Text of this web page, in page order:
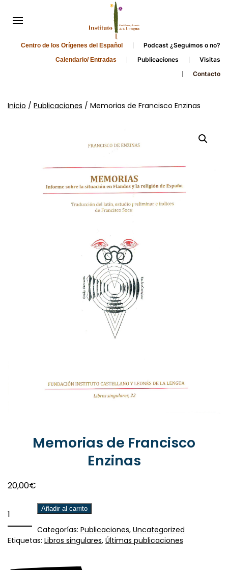
Centro de los Orígenes del Español Podcast ¿Seguimos o no?
Calendario/ Entradas Publicaciones
Visitas
Contacto
Inicio / Publicaciones / Memorias de Francisco Enzinas
Memorias de Francisco
Enzinas
20,00€
Memorias
de
Francisco
Enzinas
Añadir al carrito
Categorías: Publicaciones, Uncategorized
Etiquetas: Libros singulares, Últimas publicaciones